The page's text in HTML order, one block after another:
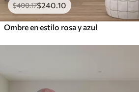
$400.17$240.10
Ombre en estilo rosa y azul